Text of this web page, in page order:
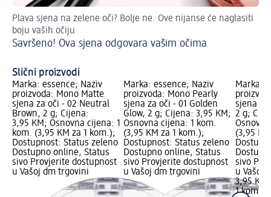
Plava sjena na zelene oči? Bolje ne. Ove nijanse će naglasiti
boju vaših očiju
Savršeno! Ova sjena odgovara vašim očima
Slični proizvodi
Marka: essence; Naziv
proizvoda: Mono Matte
sjena za oči - 02 Neutral
Brown, 2 g; Cijena:
3,95 KM; Osnovna cijena: 1
kom. (3,95 KM za 1 kom.);
Dostupnost: Status zeleno
Dostupno online, Status
sivo Provjerite dostupnost
u Vašoj dm trgovini
Marka: essence; Naziv
proizvoda: Mono Pearly
sjena za oči - 01 Golden
Glow, 2 g; Cijena: 3,95 KM;
Osnovna cijena: 1 kom.
(3,95 KM za 1 kom.);
Dostupnost: Status zeleno
Dostupno online, Status
sivo Provjerite dostupnost
u Vašoj dm trgovini
Marka:
sjena za
2 g;
(3,95
sivo
u Vašoj
3,95 KM
1 kom.